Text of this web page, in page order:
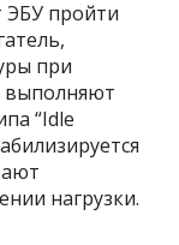
ЭБУ пройти
при
выполняют
“Idle
нагрузки.